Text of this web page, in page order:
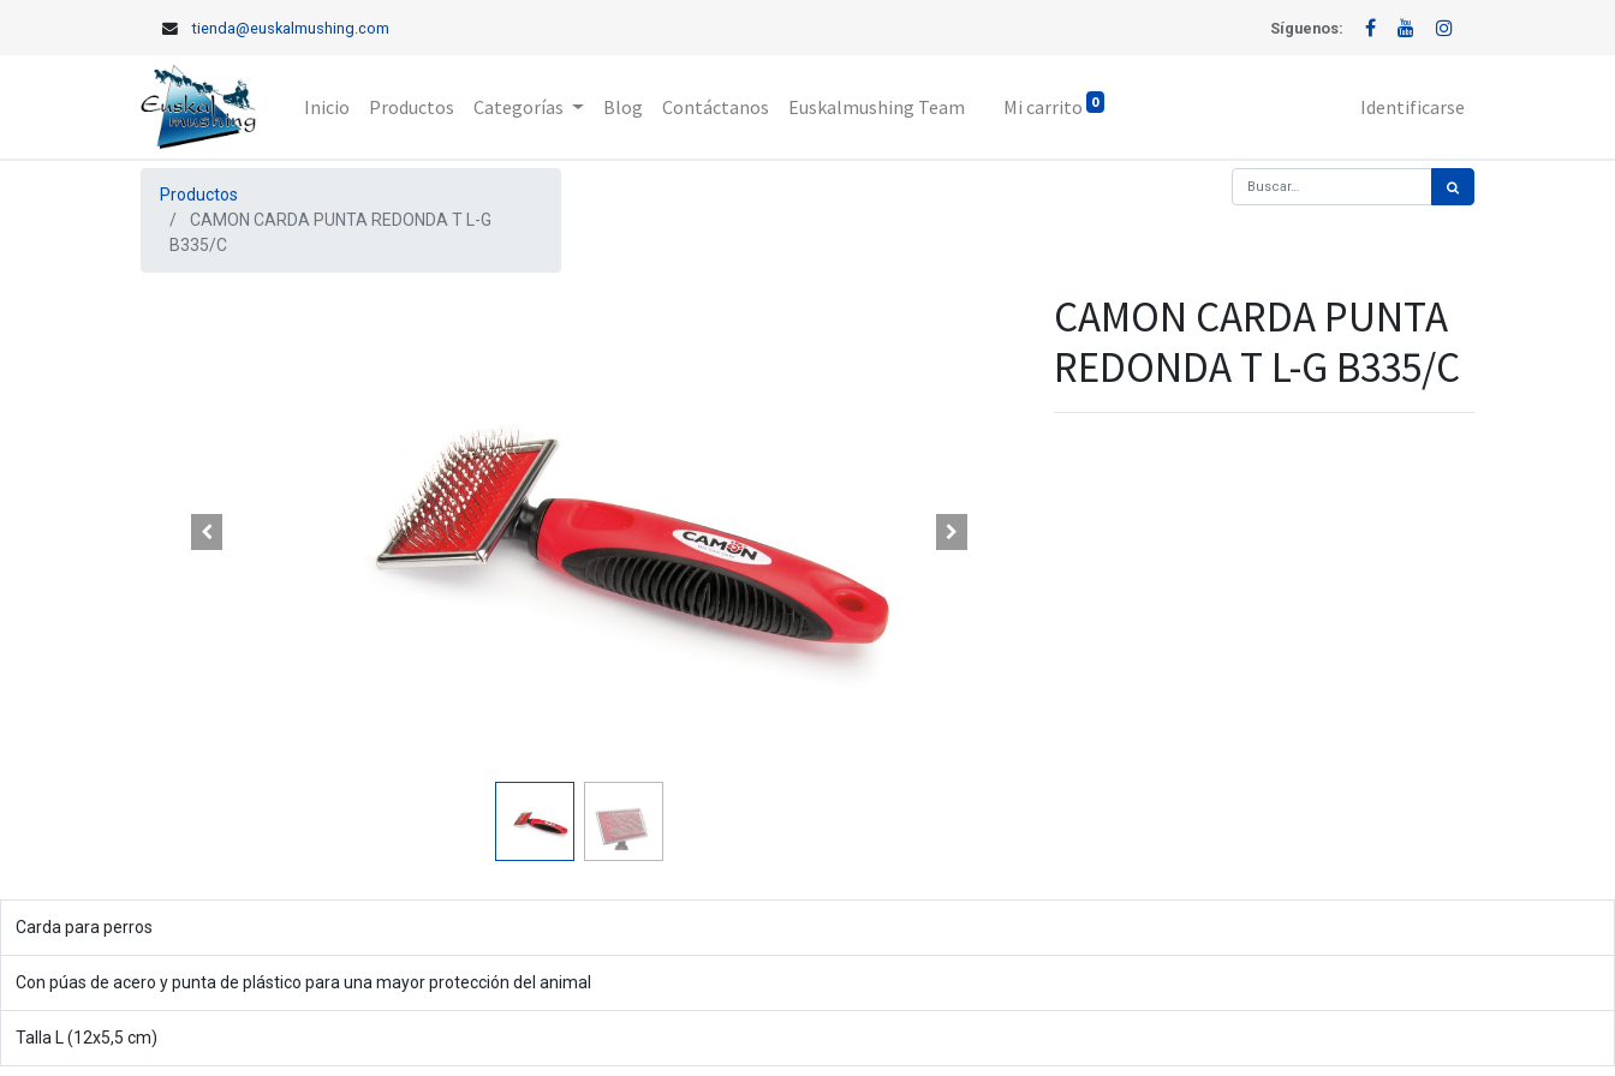
tienda@euskalmushing.com Síguenos:
Inicio Productos Categorías Blog Contáctanos Euskalmushing Team Mi carrito 0 Identificarse
Productos
CAMON CARDA PUNTA REDONDA T L-G
B335/C
CAMON CARDA PUNTA
REDONDA T L-G B335/C
Carda para perros
Con púas de acero y punta de plástico para una mayor protección del animal
Talla L (12x5,5 cm)